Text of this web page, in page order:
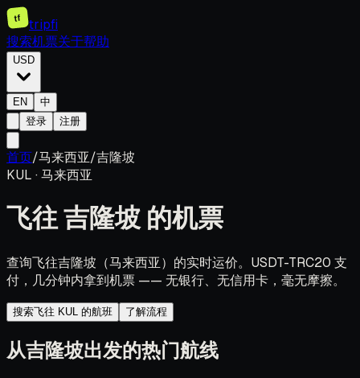
tf
tripfi
搜索机票关于帮助
USD
EN
中
登录
注册
首页/马来西亚/吉隆坡
KUL ·马来西亚
飞往吉隆坡的机票
查询飞往吉隆坡（马来西亚）的实时运价。USDT-TRC20 支
付，几分钟内拿到机票 —— 无银行、无信用卡，毫无摩擦。
搜索飞往 KUL 的航班 了解流程
从吉隆坡出发的热门航线